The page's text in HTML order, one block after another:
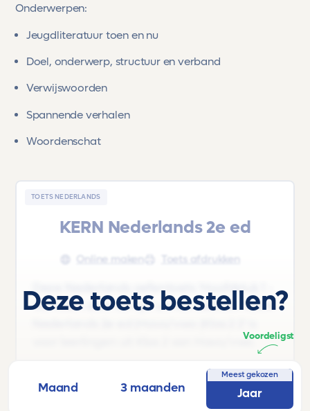
Onderwerpen:
Jeugdliteratuur toen en nu
Doel, onderwerp, structuur en verband
Verwijswoorden
Spannende verhalen
Woordenschat
TOETS NEDERLANDS
KERN Nederlands 2e ed
Online maken Toets afdrukken
Deze Nederlands oefentoets 'Hoofdstuk 1 -
Verhalen door de tijd' uit het lesboek 'KERN
voor leerlingen uit Klas 2 van Havo/vwo.
Jeugdliteratuur toen en nu
Deze toets bestellen?
Maand 3 maanden
Meest gekozen
Jaar
Voordeligst